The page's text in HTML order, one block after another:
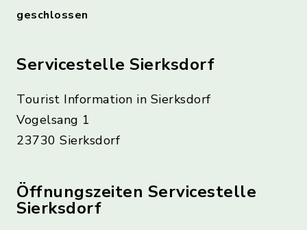
geschlossen
Servicestelle Sierksdorf
Tourist Information in Sierksdorf
Vogelsang 1
23730 Sierksdorf
Öffnungszeiten Servicestelle
Sierksdorf